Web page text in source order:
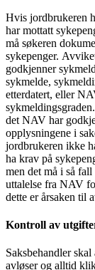
Hvis jordbrukeren
har mottatt
må søkeren
sykepenger.
godkjenner
sykmelde,
etterdatert, eller
det NAV har
opplysningene i
jordbrukeren ikke
ha krav på
men det må i så
uttalelse fra NAV
dette er årsaken til
Kontroll av
Saksbehandler
avløser og alltid